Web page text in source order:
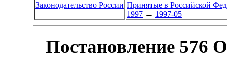
Законодательство России Принятые в Российской
1997 → 1997-05
Постановление 576